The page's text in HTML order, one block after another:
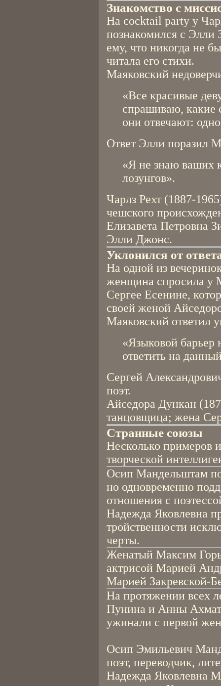
Знакомство с
На cocktail party у
познакомился с Элли
ему, что никогда не
читала его стихи.
Маяковский
«Все красивые
спрашиваю, какие
они отвечают:
Ответ Элли поразил
«Я не знаю ваших
лозунгов».
Чарлз Рехт (1887-
чешского
Елизавета Петровна
Элли Джонс.
Уклонился от
На одной из
женщина спросила у
Сергее Есенине,
своей женой
Маяковский ответил
«Языковой барьер
ответить на
Сергей
поэт.
Айседора Дункан
танцовщица; жена
Странные союзы
Несколько примеров
творческой
Осип Мандельштам
но одновременно
отношения с
Надежда Яковлевна
тройственности
черты.
Женатый Максим
актрисой Марией
Марией Закревской-
На протяжении всех
Пунина и Анны
ужинали с первой
Осип Эмильевич
поэт, переводчик,
Надежда Яковлевна